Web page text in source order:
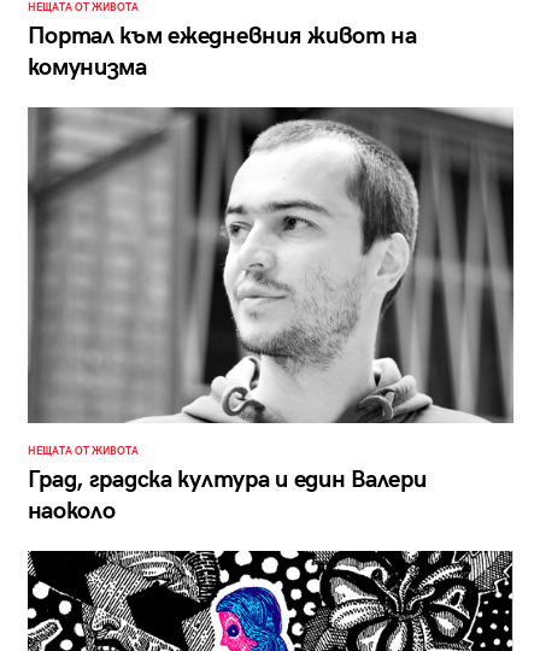
НЕЩАТА ОТ ЖИВОТА
Портал към ежедневния живот на
комунизма
НЕЩАТА ОТ ЖИВОТА
Град, градска култура и един Валери
наоколо